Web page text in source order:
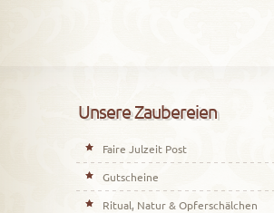
Unsere Zaubereien
Faire Julzeit Post
Gutscheine
Ritual, Natur & Opferschälchen